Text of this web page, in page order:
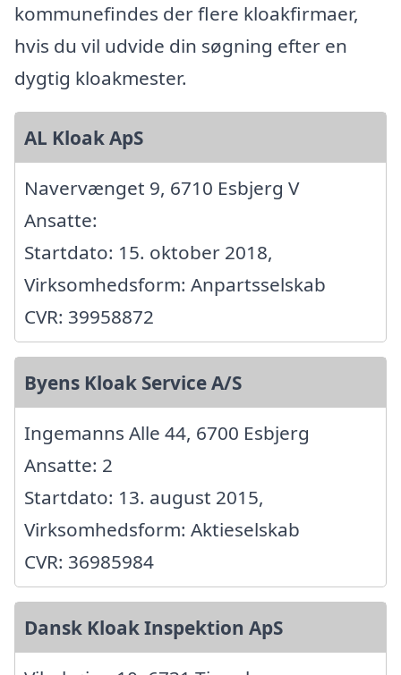
kommunefindes der flere kloakfirmaer,
hvis du vil udvide din søgning efter en
dygtig kloakmester.
AL Kloak ApS
Navervænget 9, 6710 Esbjerg V
Ansatte:
Startdato: 15. oktober 2018,
Virksomhedsform: Anpartsselskab
CVR: 39958872
Byens Kloak Service A/S
Ingemanns Alle 44, 6700 Esbjerg
Ansatte: 2
Startdato: 13. august 2015,
Virksomhedsform: Aktieselskab
CVR: 36985984
Dansk Kloak Inspektion ApS